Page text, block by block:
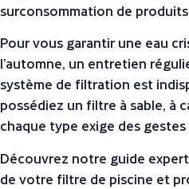
surconsommation de
Pour vous garantir une eau
l’automne, un entretien
système de filtration est
possédiez un filtre à sable, à
chaque type exige des
Découvrez notre guide
de votre filtre de piscine et